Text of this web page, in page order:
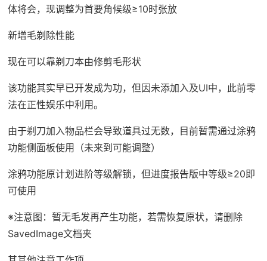
体将会，现调整为首要角候级≥10时张放
新增毛剃除性能
现在可以靠剃刀本由修剪毛形状
该功能其实早已开发成为功，但因未添加入及UI中，此前零
法在正性娱乐中利用。
由于剃刀加入物品栏会导致道具过无数，目前暂需通过涂鸦
功能侧面板使用（未来到可能调整）
涂鸦功能原计划进阶等级解锁，但进度报告版中等级≥20即
可使用
※注意图 ：暂无毛发再产生功能，若需恢复原状，请删除
SavedImage文档夹